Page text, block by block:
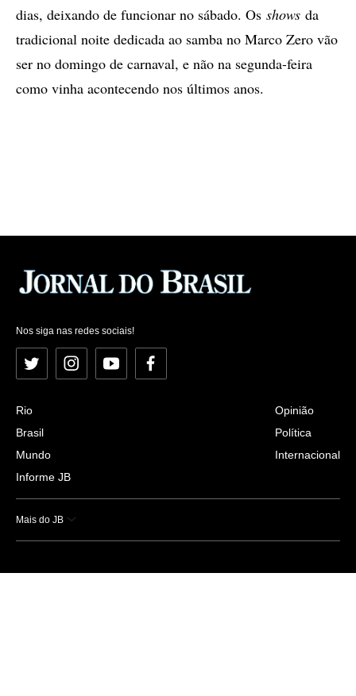
dias, deixando de funcionar no sábado. Os shows da
tradicional noite dedicada ao samba no Marco Zero vão
ser no domingo de carnaval, e não na segunda-feira
como vinha acontecendo nos últimos anos.
Nos siga nas redes sociais!
Twitter InstagramYouTubeFacebook
Rio
Brasil
Mundo
Informe JB
Opinião
Política
Internacional
Mais do JB
Esportes